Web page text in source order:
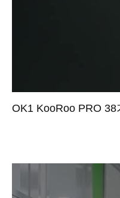
OK1 KooRoo PRO